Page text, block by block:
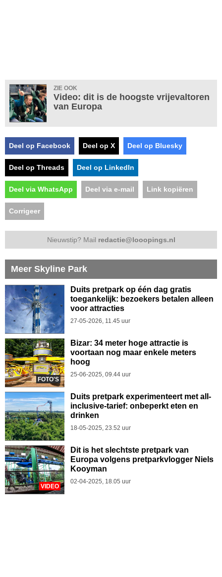
ZIE OOK
Video: dit is de hoogste vrijevaltoren
van Europa
Deel op Facebook Deel op X Deel op Bluesky
Deel op Threads Deel op LinkedIn
Deel via WhatsApp Deel via e-mail Link kopiëren
Corrigeer
Nieuwstip? Mail redactie@looopings.nl
Meer Skyline Park
Duits pretpark op één dag gratis
toegankelijk: bezoekers betalen alleen
voor attracties
27-05-2026, 11.45 uur
FOTO'S
Bizar: 34 meter hoge attractie is
voortaan nog maar enkele meters
hoog
25-06-2025, 09.44 uur
Duits pretpark experimenteert met all-
inclusive-tarief: onbeperkt eten en
drinken
18-05-2025, 23.52 uur
VIDEO
Dit is het slechtste pretpark van
Europa volgens pretparkvlogger Niels
Kooyman
02-04-2025, 18.05 uur